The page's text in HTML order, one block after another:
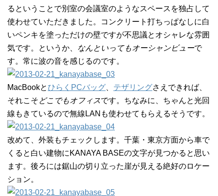
るということで別室の会議室のようなスペースを独占して
使わせていただきました。コンクリート打ちっぱなしに白
いペンキを塗っただけの壁ですが不思議とオシャレな雰囲
気です。というか、 なんといってもオーシャンビューで
す。常に波の音を感じるのです。
MacBookと ひらくPCバッグ テザリングさえできれば、
それこそ どこでもオフィスです。ちなみに、ちゃんと光回
線もきているので無線LANも使わせてもらえるそうです。
改めて、外装もチェックします。千葉・東京方面から車で
くると白い建物にKANAYA BASEの文字が見つかると思い
ます。後ろには鋸山の切り立った崖が見える絶好のロケー
ション。